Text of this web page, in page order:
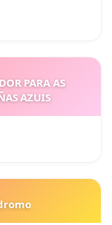
PARA AS
AZUIS